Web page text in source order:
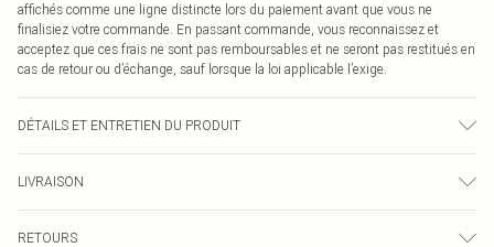
affichés comme une ligne distincte lors du paiement avant que vous ne
finalisiez votre commande. En passant commande, vous reconnaissez et
acceptez que ces frais ne sont pas remboursables et ne seront pas restitués en
cas de retour ou d’échange, sauf lorsque la loi applicable l’exige.
DÉTAILS ET ENTRETIEN DU PRODUIT
peut déteindre.
LIVRAISON
RETOURS